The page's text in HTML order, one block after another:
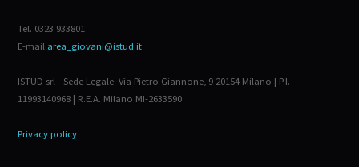
Tel. 0323 933801
E-mail area_giovani@istud.it
ISTUD srl - Sede Legale: Via Pietro Giannone, 9 20154 Milano | P.I.
11993140968 | R.E.A. Milano MI-2633590
Privacy policy